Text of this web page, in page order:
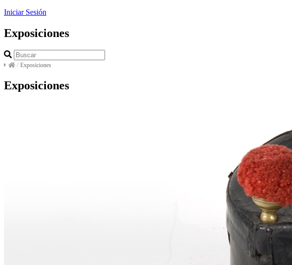
Iniciar Sesión
Exposiciones
/ Exposiciones
Exposiciones